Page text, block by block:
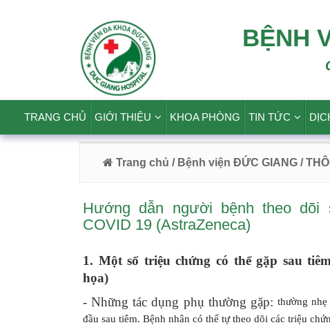
BỆNH
TRANG CHỦ GIỚI THIỆU KHOA PHÒNG TIN TỨC
Trang chủ / Bệnh viện ĐỨC GIANG /
Hướng dẫn người bệnh theo dõi
COVID 19 (AstraZeneca)
1. Một số triệu chứng có thể gặp sau
họa)
- Những tác dụng phụ thường gặp:thường
đầu sau tiêm. Bệnh nhân có thể tự theo dõi các triệu